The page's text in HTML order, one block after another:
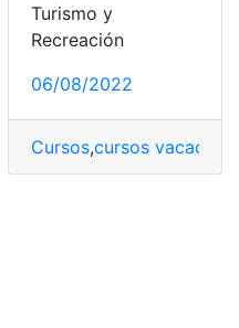
Economía de Mercado
Turismo y
Recreación
06/08/2022
Cursos,cursos